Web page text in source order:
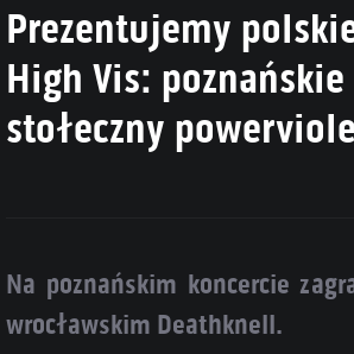
Prezentujemy
High Vis:
stołeczny
Na poznańskim koncercie
wrocławskim Deathknell.